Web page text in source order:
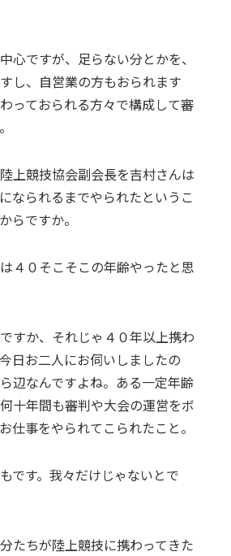
ですが、足らない分とかを、
し、自営業の方もおられます
っておられる方々で構成して審
上競技協会副会長を吉村さんは
なられるまでやられたというこ
らですか。
４０そこそこの年齢やったと思
すか、それじゃ４０年以上携わ
日お二人にお伺いしましたの
辺なんですよね。ある一定年齢
十年間も審判や大会の運営をボ
仕事をやられてこられたこと。
です。我々だけじゃないとで
たちが陸上競技に携わってきた